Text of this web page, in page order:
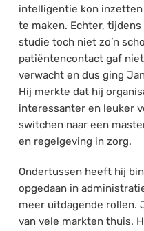
intelligentie kon
te maken. Echter,
studie toch niet zo’n
patiëntencontact gaf
verwacht en dus ging
Hij merkte dat hij
interessanter en leuker
switchen naar een
en regelgeving in zorg.
Ondertussen heeft hij
opgedaan in
meer uitdagende rollen.
van vele markten thuis.